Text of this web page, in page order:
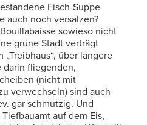
Fisch-Suppe
auch noch versalzen?
sowieso nicht
grüne Stadt verträgt
über längere
darin fliegenden,
(nicht mit
verwechseln) sind auch
gar schmutzig. Und
auf dem Eis,